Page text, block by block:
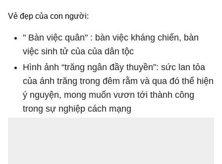
Vẻ đẹp của con người:
" Bàn việc quân" : bàn việc kháng chiến, bàn
việc sinh tử của của dân tộc
Hình ảnh “trăng ngân đầy thuyền”: sức lan tỏa
của ánh trăng trong đêm rằm và qua đó thể hiện
ý nguyện, mong muốn vươn tới thành công
trong sự nghiệp cách mạng